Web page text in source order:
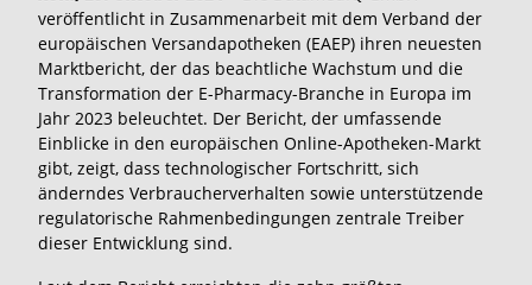
veröffentlicht in Zusammenarbeit mit dem Verband der
europäischen Versandapotheken (EAEP) ihren neuesten
Marktbericht, der das beachtliche Wachstum und die
Transformation der E-Pharmacy-Branche in Europa im
Jahr 2023 beleuchtet. Der Bericht, der umfassende
Einblicke in den europäischen Online-Apotheken-Markt
gibt, zeigt, dass technologischer Fortschritt, sich
änderndes Verbraucherverhalten sowie unterstützende
regulatorische Rahmenbedingungen zentrale Treiber
dieser Entwicklung sind.